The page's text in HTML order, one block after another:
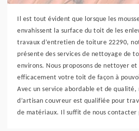
Il est tout évident que lorsque les
envahissent la surface du toit de les
travaux d’entretien de toiture 22290,
présente des services de nettoyage de
environs. Nous proposons de nettoyer et
efficacement votre toit de façon à
Avec un service abordable et de qualité,
d’artisan couvreur est qualifiée pour
de matériaux. Il suffit de nous